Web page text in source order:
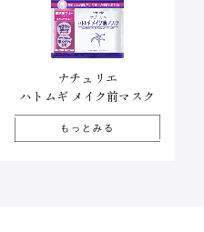
ナチュリエ
ハトムギ メイク前マスク
もっとみる